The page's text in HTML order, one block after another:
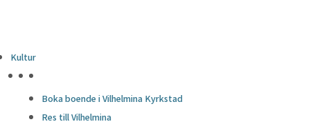
Kultur
Boka boende i Vilhelmina Kyrkstad
Res till Vilhelmina